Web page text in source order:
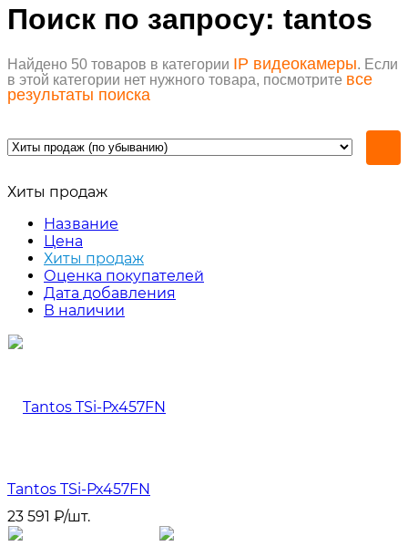
Поиск по запросу: tantos
Найдено 50 товаров в категории IP видеокамеры. Если
в этой категории нет нужного товара, посмотрите все
результаты поиска
Хиты продаж
Название
Цена
Хиты продаж
Оценка покупателей
Дата добавления
В наличии
Tantos TSi-Px457FN
23 591 ₽/шт.